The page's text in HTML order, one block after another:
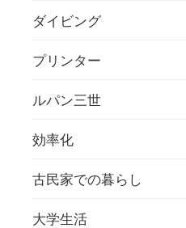
ダイビング
プリンター
ルパン三世
効率化
古民家での暮らし
大学生活